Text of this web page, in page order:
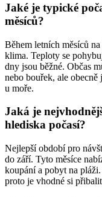
Jaké je typické
měsíců?
Během letních měsíců
klima. Teploty se
dny jsou běžné. Občas
nebo bouřek, ale
u moře.
Jaká je
hlediska počasí?
Nejlepší období pro
do září. Tyto měsíce
koupání a pobyt na
proto je vhodné si